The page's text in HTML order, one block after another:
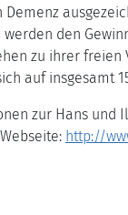
Demenz
den
zu ihrer freien
auf insgesamt
zur Hans und
http://